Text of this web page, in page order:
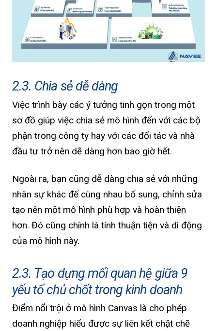
2.3. Chia sẻ dễ dàng
Việc trình bày các ý tưởng tinh gọn trong một
sơ đồ giúp việc chia sẻ mô hình đến với các bộ
phận trong công ty hay với các đối tác và nhà
đầu tư trở nên dễ dàng hơn bao giờ hết.
Ngoài ra, bạn cũng dễ dàng chia sẻ với những
nhân sự khác để cùng nhau bổ sung, chỉnh sửa
tạo nên một mô hình phù hợp và hoàn thiện
hơn. Đó cũng chính là tính thuận tiện và di động
của mô hình này.
2.3. Tạo dựng mối quan hệ giữa 9
yếu tố chủ chốt trong kinh doanh
Điểm nổi trội ở mô hình Canvas là cho phép
doanh nghiệp hiểu được sự liên kết chặt chẽ